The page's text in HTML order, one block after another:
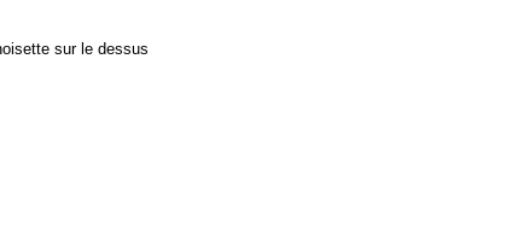
sur le dessus